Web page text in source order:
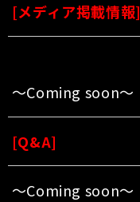
[メディア掲載情報]
〜Coming soon〜
[Q&A]
〜Coming soon〜